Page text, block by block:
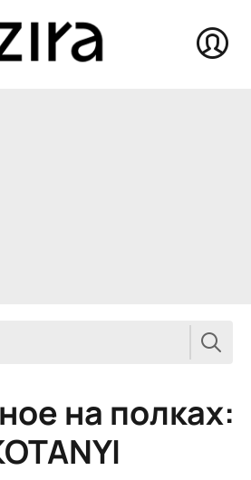
на полках: